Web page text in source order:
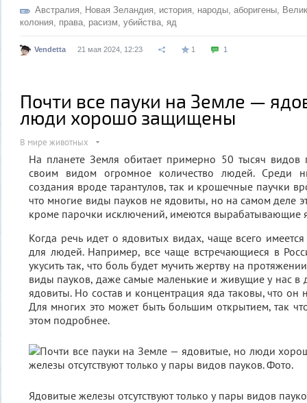
Австралия, Новая Зеландия, история, народы, аборигены,
колония, права, расизм, убийства, яд
Vendetta 21 мая 2024, 12:23 1 1
Почти все пауки на Земле —
люди хорошо защищены
В мире животных
На планете Земля обитает примерно 50 тысяч видов
своим видом огромное количество людей. Среди
создания вроде тарантулов, так и крошечные паучки
что многие виды пауков не ядовиты, но на самом деле
кроме парочки исключений, имеются вырабатывающие
Когда речь идет о ядовитых видах, чаще всего
для людей. Например, все чаще встречающиеся в
укусить так, что боль будет мучить жертву на
виды пауков, даже самые маленькие и живущие у нас в
ядовиты. Но состав и концентрация яда таковы, что он
Для многих это может быть большим открытием, так
этом подробнее.
Ядовитые железы отсутствуют только у пары видов